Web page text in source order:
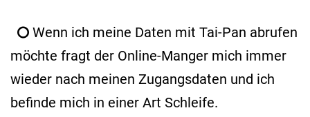
Wenn ich meine Daten mit Tai-Pan abrufen
möchte fragt der Online-Manger mich immer
wieder nach meinen Zugangsdaten und ich
befinde mich in einer Art Schleife.